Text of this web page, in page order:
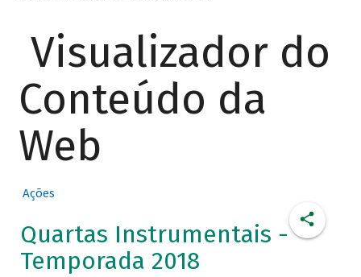
Visualizador do
Conteúdo da
Web
Ações
Quartas Instrumentais -
Temporada 2018